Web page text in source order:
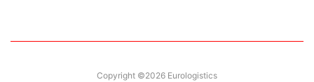
Copyright ©2026 Eurologistics